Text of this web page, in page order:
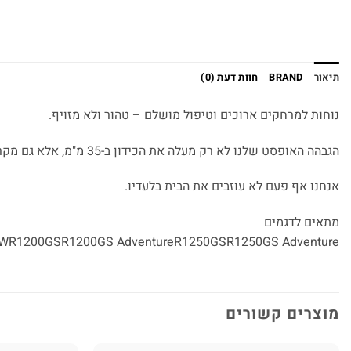
תיאור BRAND חוות דעת (0)
נוחות למרחקים ארוכים וטיפול מושלם – טהור ולא מזויף.
הגבהה האופסט שלנו לא רק מעלה את הכידון ב-35 מ"מ, אלא גם מקרבת אותו ב-20 מ"מ לרוכב. זה מספק ארגונומיה מושלמת לרוכבים גבוהים ומאפשר גם סגנון רכיבה ספורטיבי הרבה יותר.
אנחנו אף פעם לא עוזבים את הבית בלעדיו.
מתאים לדגמים
AdventureR1250GSR1250GS Adventure
מוצרים קשורים